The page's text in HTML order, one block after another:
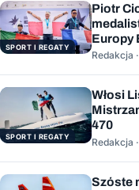
SPORT I REGATY
Piotr
Europy
Redakcja ·
SPORT I REGATY
Włosi
470
Redakcja ·
Szóste